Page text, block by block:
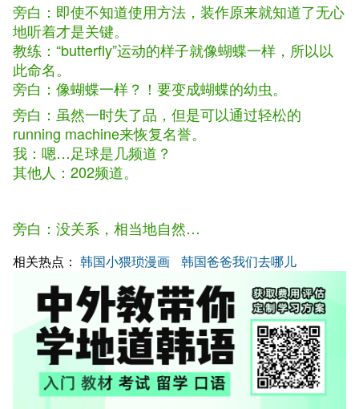
旁白：即使不知道使用方法，装作原来就知道了无心
地听着才是关键。
教练：“butterfly”运动的样子就像蝴蝶一样，所以以
此命名。
旁白：像蝴蝶一样？！要变成蝴蝶的幼虫。
旁白：虽然一时失了品，但是可以通过轻松的
running machine来恢复名誉。
我：嗯…足球是几频道？
其他人：202频道。
旁白：没关系，相当地自然…
相关热点： 韩国小猥琐漫画 韩国爸爸我们去哪儿